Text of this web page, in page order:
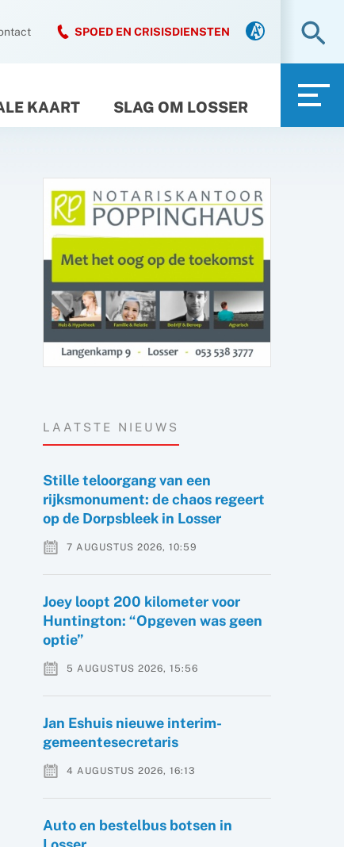
SPOED EN CRISISDIENSTEN
KAART SLAG OM LOSSER
LAATSTE NIEUWS
Stille teloorgang van een
rijksmonument: de chaos regeert
op de Dorpsbleek in Losser
7 AUGUSTUS 2026, 10:59
Joey loopt 200 kilometer voor
Huntington: “Opgeven was geen
optie”
5 AUGUSTUS 2026, 15:56
Jan Eshuis nieuwe interim-
gemeentesecretaris
4 AUGUSTUS 2026, 16:13
Auto en bestelbus botsen in